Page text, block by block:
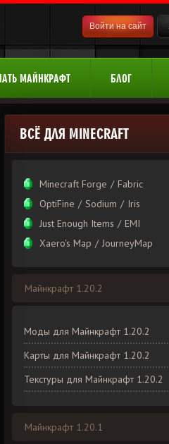
Войти на сайт
МАЙНКРАФТ БЛОГ
ВСЁ ДЛЯ MINECRAFT
Minecraft Forge / Fabric
OptiFine / Sodium / Iris
Just Enough Items / EMI
Xаero's Mаp / JourneyMap
Майнкрафт 1.20.2
Моды для Майнкрафт 1.20.2
Карты для Майнкрафт 1.20.2
Текстуры для Майнкрафт 1.20.2
Майнкрафт 1.20.1